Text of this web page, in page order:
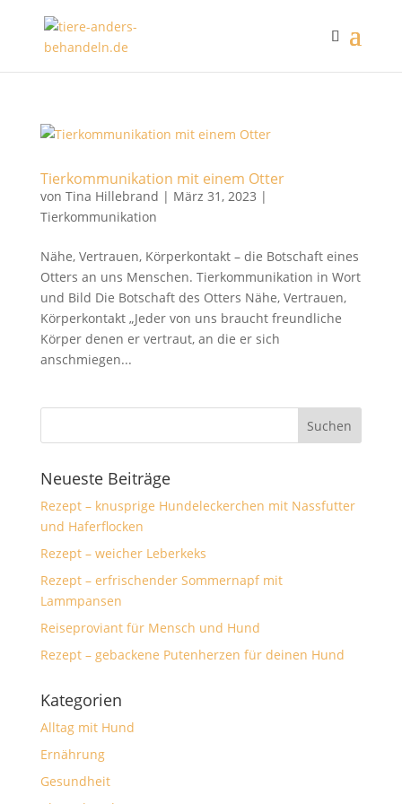
Tierkommunikation mit einem Otter
von Tina Hillebrand | März 31, 2023 |
Tierkommunikation
Nähe, Vertrauen, Körperkontakt – die Botschaft eines
Otters an uns Menschen. Tierkommunikation in Wort
und Bild Die Botschaft des Otters Nähe, Vertrauen,
Körperkontakt „Jeder von uns braucht freundliche
Körper denen er vertraut, an die er sich
anschmiegen...
Neueste Beiträge
Rezept – knusprige Hundeleckerchen mit Nassfutter
und Haferflocken
Rezept – weicher Leberkeks
Rezept – erfrischender Sommernapf mit
Lammpansen
Reiseproviant für Mensch und Hund
Rezept – gebackene Putenherzen für deinen Hund
Kategorien
Alltag mit Hund
Ernährung
Gesundheit